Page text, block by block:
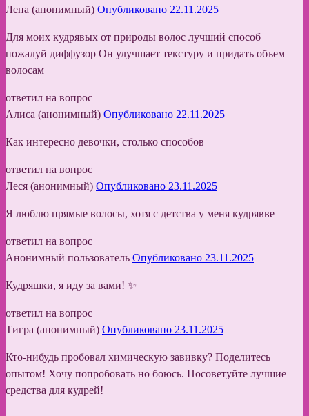
Лена (анонимный) Опубликовано 22.11.2025
Для моих кудрявых от природы волос лучший способ
пожалуй диффузор Он улучшает текстуру и придать объем
волосам
ответил на вопрос
Алиса (анонимный) Опубликовано 22.11.2025
Как интересно девочки, столько способов
ответил на вопрос
Леся (анонимный) Опубликовано 23.11.2025
Я люблю прямые волосы, хотя с детства у меня кудрявве
ответил на вопрос
Анонимный пользователь Опубликовано 23.11.2025
Кудряшки, я иду за вами! ✨
ответил на вопрос
Тигра (анонимный) Опубликовано 23.11.2025
Кто-нибудь пробовал химическую завивку? Поделитесь
опытом! Хочу попробовать но боюсь. Посоветуйте лучшие
средства для кудрей!